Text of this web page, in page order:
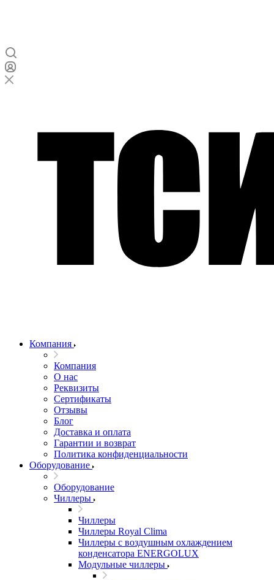
Компания
Компания
О нас
Реквизиты
Сертификаты
Отзывы
Блог
Доставка и оплата
Гарантии и возврат
Политика конфиденциальности
Оборудование
Оборудование
Чиллеры
Чиллеры
Чиллеры Royal Clima
Чиллеры с воздушным охлаждением
конденсатора ENERGOLUX
Модульные чиллеры